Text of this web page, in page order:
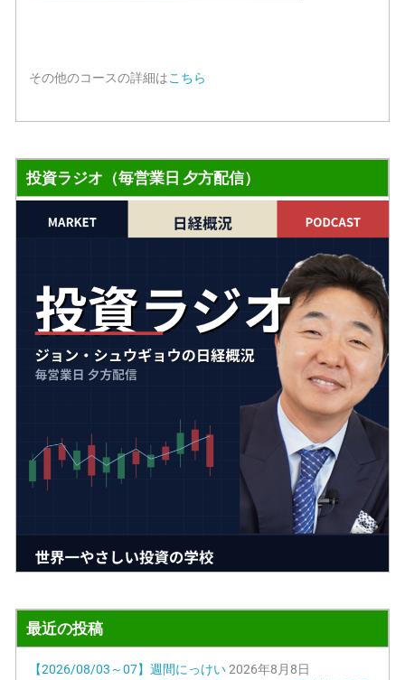
その他のコースの詳細はこちら
投資ラジオ（毎営業日 夕方配信）
最近の投稿
【2026/08/03～07】週間にっけい 2026年8月8日